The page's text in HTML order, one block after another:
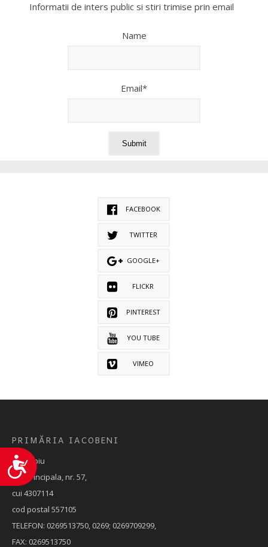
Accesibilitate
Informatii de inters public si stiri trimise prin email
Name
Email*
FACEBOOK
TWITTER
GOOGLE+
FLICKR
PINTEREST
YOU TUBE
VIMEO
PRIMĂRIA IACOBENI
Jud. Sibiu
Str. Principala, nr. 57,
cui 4307114
cod postal 557105
TELEFON: 0269513750, 0269; 0269709299,
FAX: 0269513750